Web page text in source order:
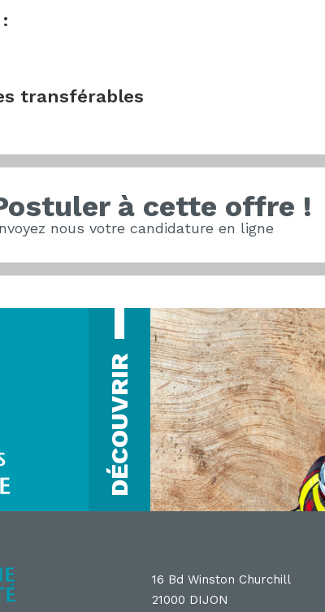
transférables
à cette offre !
nous votre candidature en ligne
DÉCOUVRIR
16 Bd Winston Churchill
21000 DIJON